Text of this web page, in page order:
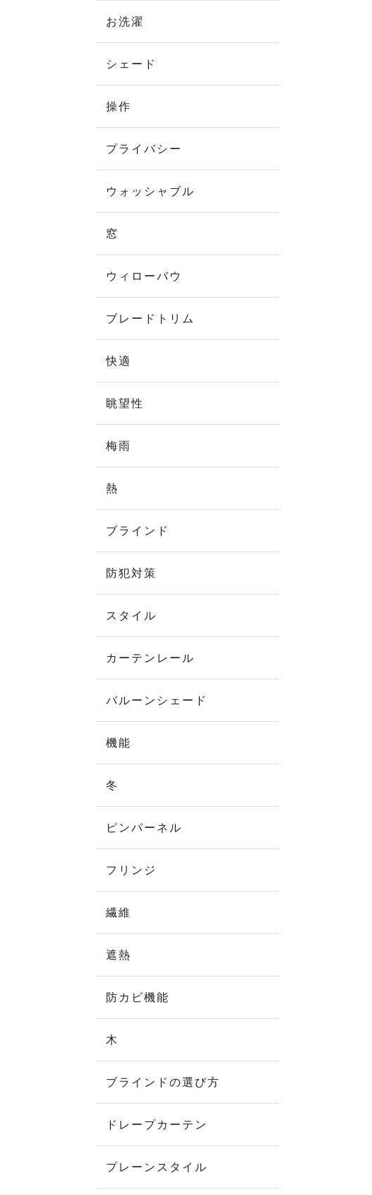
お洗濯
シェード
操作
プライバシー
ウォッシャブル
窓
ウィローバウ
ブレードトリム
快適
眺望性
梅雨
熱
ブラインド
防犯対策
スタイル
カーテンレール
バルーンシェード
機能
冬
ピンパーネル
フリンジ
繊維
遮熱
防カビ機能
木
ブラインドの選び方
ドレープカーテン
プレーンスタイル